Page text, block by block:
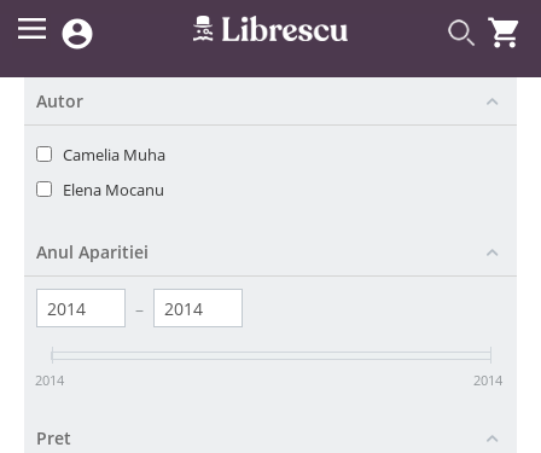
 
Autor
Camelia Muha
Elena Mocanu
Anul Aparitiei
–
2014 2014
Pret